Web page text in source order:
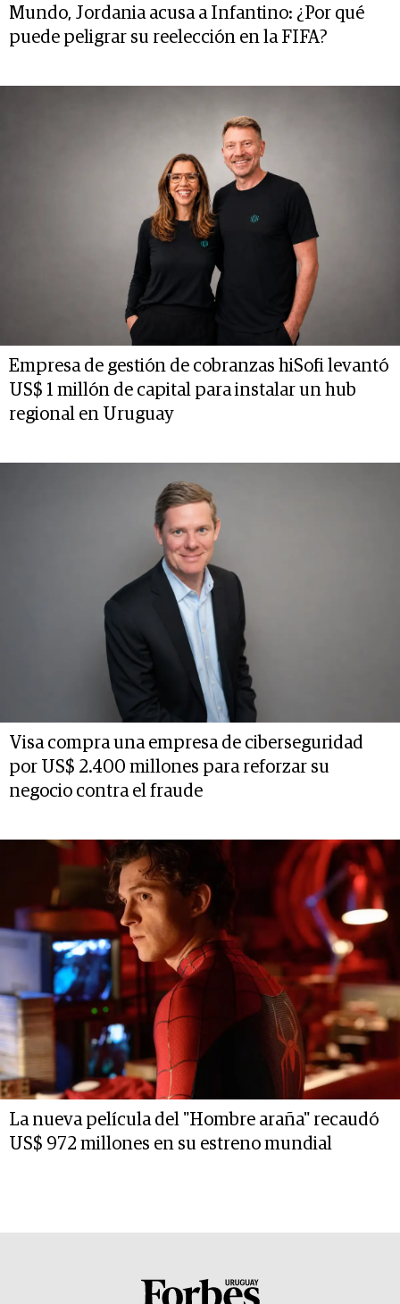
Mundo, Jordania acusa a Infantino: ¿Por qué
puede peligrar su reelección en la FIFA?
Empresa de gestión de cobranzas hiSofi levantó
US$ 1 millón de capital para instalar un hub
regional en Uruguay
Visa compra una empresa de ciberseguridad
por US$ 2.400 millones para reforzar su
negocio contra el fraude
La nueva película del "Hombre araña" recaudó
US$ 972 millones en su estreno mundial